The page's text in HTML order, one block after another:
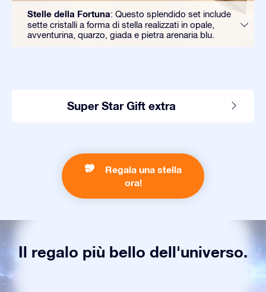
Stelle della Fortuna: Questo splendido set include
sette cristalli a forma di stella realizzati in opale,
avventurina, quarzo, giada e pietra arenaria blu.
Super Star Gift extra
Regala una stella
ora!
Il regalo più bello dell'universo.